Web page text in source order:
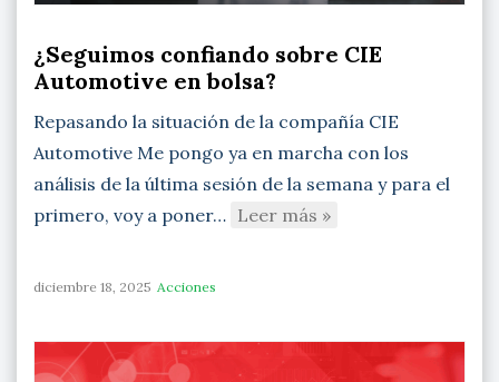
¿Seguimos confiando sobre CIE
Automotive en bolsa?
Repasando la situación de la compañía CIE
Automotive Me pongo ya en marcha con los
análisis de la última sesión de la semana y para el
primero, voy a poner… Leer más »
diciembre 18, 2025 Acciones